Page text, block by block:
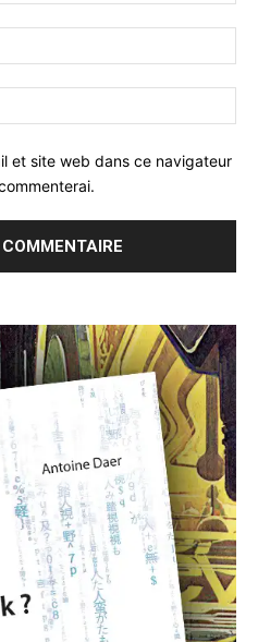
et site web dans ce navigateur